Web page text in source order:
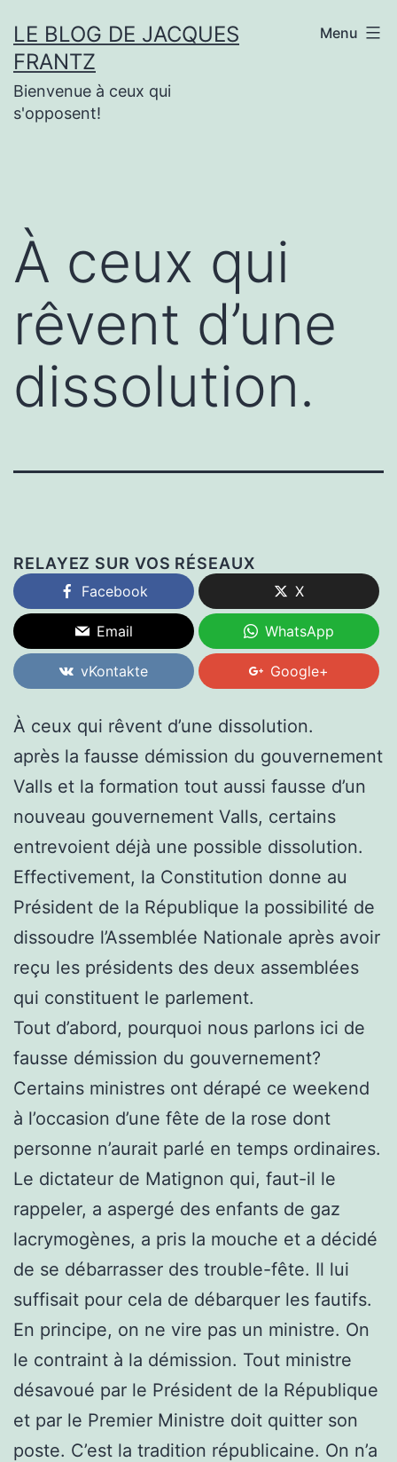
au
contenu
LE BLOG DE JACQUES
FRANTZ
Bienvenue à ceux qui
s'opposent!
Menu
À ceux qui
rêvent d’une
dissolution.
RELAYEZ SUR VOS RÉSEAUX
Facebook X
Email WhatsApp
vKontakte Google+
À ceux qui rêvent d’une dissolution.
après la fausse démission du gouvernement
Valls et la formation tout aussi fausse d’un
nouveau gouvernement Valls, certains
entrevoient déjà une possible dissolution.
Effectivement, la Constitution donne au
Président de la République la possibilité de
dissoudre l’Assemblée Nationale après avoir
reçu les présidents des deux assemblées
qui constituent le parlement.
Tout d’abord, pourquoi nous parlons ici de
fausse démission du gouvernement?
Certains ministres ont dérapé ce weekend
à l’occasion d’une fête de la rose dont
personne n’aurait parlé en temps ordinaires.
Le dictateur de Matignon qui, faut-il le
rappeler, a aspergé des enfants de gaz
lacrymogènes, a pris la mouche et a décidé
de se débarrasser des trouble-fête. Il lui
suffisait pour cela de débarquer les fautifs.
En principe, on ne vire pas un ministre. On
le contraint à la démission. Tout ministre
désavoué par le Président de la République
et par le Premier Ministre doit quitter son
poste. C’est la tradition républicaine. On n’a